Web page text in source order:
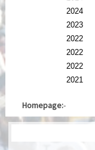
2024
2023
2022
2022
2022
2021
Homepage:-